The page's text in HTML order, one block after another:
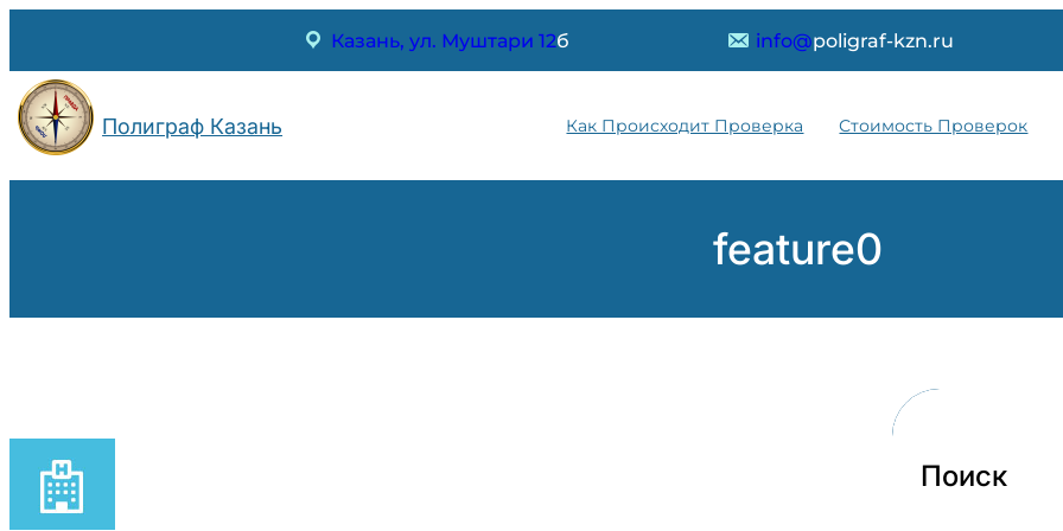
Казань, ул. Муштари 12б info@poligraf-kzn.ru
Полиграф Казань Как Происходит Проверка Стоимость Проверок
feature0
Поиск